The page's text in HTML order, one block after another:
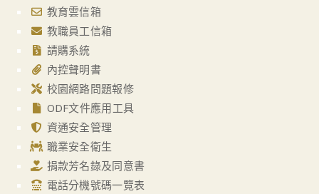
教育雲信箱
教職員工信箱
請購系統
內控聲明書
校園網路問題報修
ODF文件應用工具
資通安全管理
職業安全衛生
捐款芳名錄及同意書
電話分機號碼一覽表